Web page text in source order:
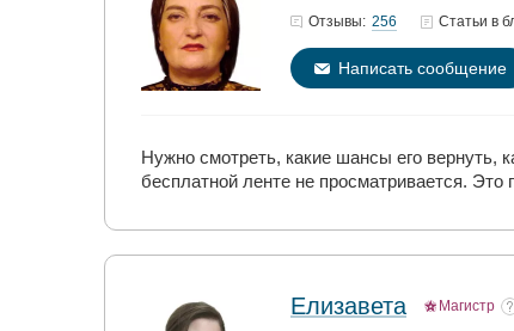
Отзывы: 256 Статьи в
Написать сообщение
Нужно смотреть, какие шансы его вернуть,
бесплатной ленте не просматривается.
Елизавета Магистр